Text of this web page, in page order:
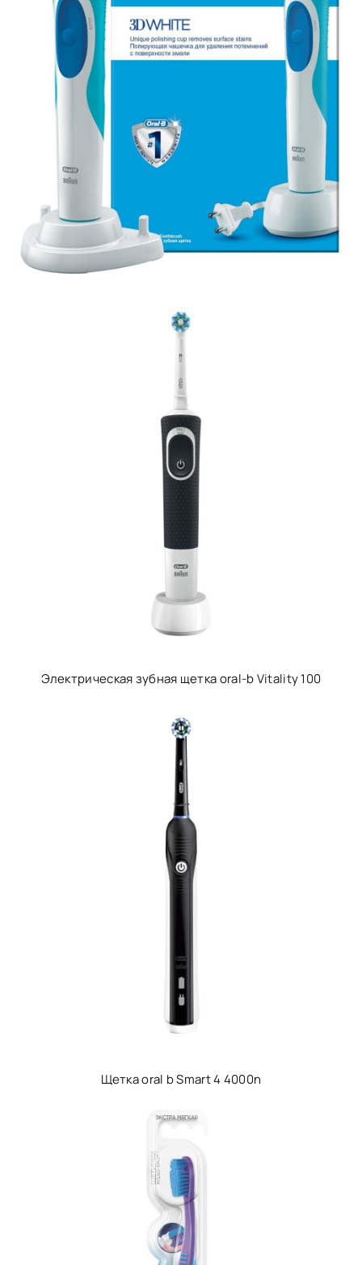
Электрическая зубная щетка oral-b Vitality 100
Щетка oral b Smart 4 4000n